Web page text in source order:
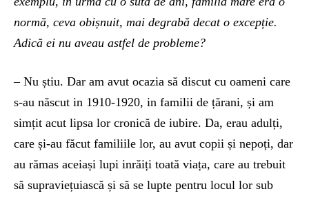
normă, ceva obișnuit, mai degrabă decat o excepție.
Adică ei nu aveau astfel de probleme?
– Nu știu. Dar am avut ocazia să discut cu oameni care
s-au născut in 1910-1920, in familii de țărani, și am
simțit acut lipsa lor cronică de iubire. Da, erau adulți,
care și-au făcut familiile lor, au avut copii și nepoți, dar
au rămas aceiași lupi inrăiți toată viața, care au trebuit
să supraviețuiască și să se lupte pentru locul lor sub